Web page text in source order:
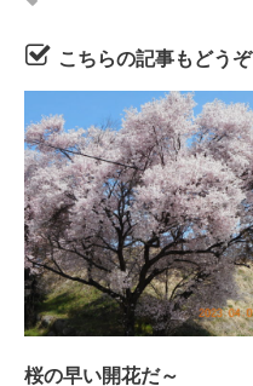
こちらの記事もどうぞ
桜の早い開花だ～